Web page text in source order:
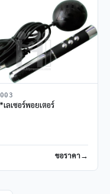
ลเซอร์พอยเตอร์
ขอราคา